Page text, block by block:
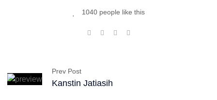
1040 people like this
Prev Post
Kanstin Jatiasih